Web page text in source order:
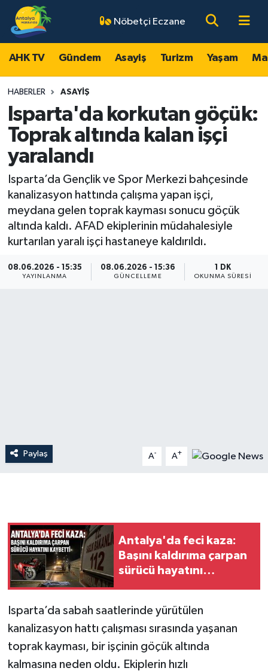
Nöbetçi Eczane
AHK TV Gündem Asayiş Turizm Yaşam
HABERLER ASAYIŞ
Isparta'da korkutan göçük:
Toprak altında kalan işçi
yaralandı
Isparta’da Gençlik ve Spor Merkezi bahçesinde
kanalizasyon hattında çalışma yapan işçi,
meydana gelen toprak kayması sonucu göçük
altında kaldı. AFAD ekiplerinin müdahalesiyle
kurtarılan yaralı işçi hastaneye kaldırıldı.
08.06.2026 - 15:35
YAYINLANMA
08.06.2026 - 15:36
GÜNCELLEME
1 DK
OKUNMA SÜRESI
Paylaş A- A+
Antalya'da feci kaza:
Başını kaldırıma çarpan
sürücü hayatını
Isparta’da sabah saatlerinde yürütülen
kanalizasyon hattı çalışması sırasında yaşanan
toprak kayması, bir işçinin göçük altında
kalmasına neden oldu. Ekiplerin hızlı
AHK TV
Gündem
Asayiş
Turizm
Magazin
Ekonomi
Antalya Nöbetçi Eczaneler
Antalya Hava Durumu
Antalya Namaz Vakitleri
Antalya Trafik Yoğunluk Haritası
Tüm Manşetler
Son Dakika Haberleri